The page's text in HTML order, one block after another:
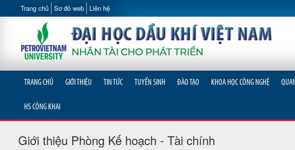
Trang chủ Sơ đồ web Liên hệ
TRANG CHỦ GIỚI THIỆU TIN TỨC TUYỂN SINH ĐÀO TẠO KHOA HỌC CÔNG NGHỆ
HS CÔNG KHAI
Giới thiệu Phòng Kế hoạch - Tài chính